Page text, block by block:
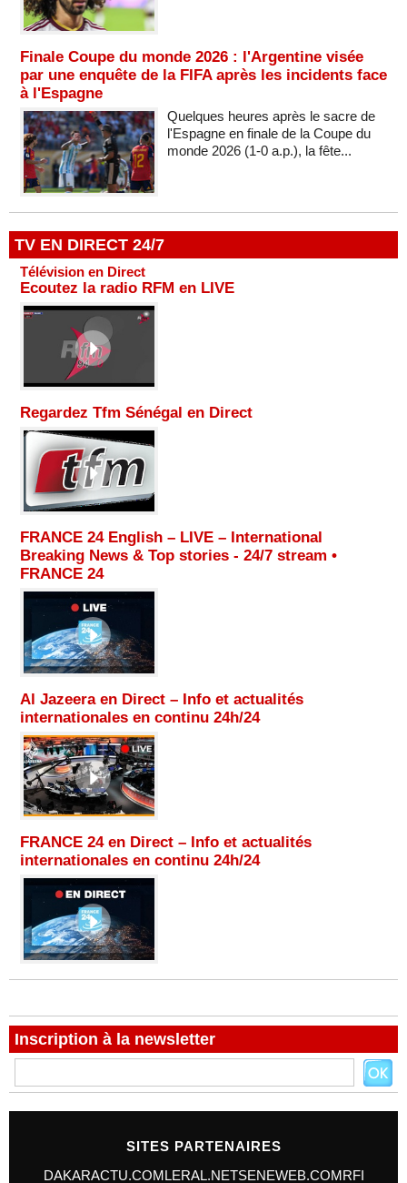
Finale Coupe du monde 2026 : l'Argentine visée
par une enquête de la FIFA après les incidents face
à l'Espagne
Quelques heures après le sacre de
l'Espagne en finale de la Coupe du
monde 2026 (1-0 a.p.), la fête...
TV EN DIRECT 24/7
Télévision en Direct
Ecoutez la radio RFM en LIVE
Regardez Tfm Sénégal en Direct
FRANCE 24 English – LIVE – International
Breaking News & Top stories - 24/7 stream •
FRANCE 24
Al Jazeera en Direct – Info et actualités
internationales en continu 24h/24
FRANCE 24 en Direct – Info et actualités
internationales en continu 24h/24
Inscription à la newsletter
SITES PARTENAIRES
DAKARACTU.COMLERAL.NETSENEWEB.COMRFI